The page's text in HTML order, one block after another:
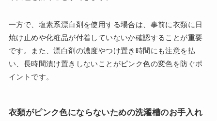
一方で、塩素系漂白剤を使用する場合は、事前に衣類に日
焼け止めや化粧品が付着していないか確認することが重要
です。また、漂白剤の濃度やつけ置き時間にも注意を払
い、長時間漬け置きしないことがピンク色の変色を防ぐポ
イントです。
衣類がピンク色にならないための洗濯槽のお手入れ